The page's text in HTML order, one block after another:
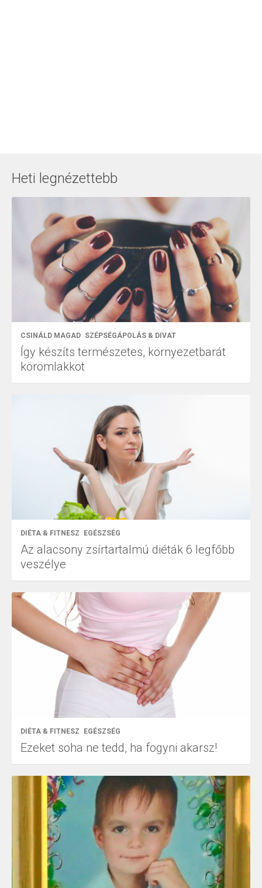
Heti legnézettebb
CSINÁLD MAGAD SZÉPSÉGÁPOLÁS & DIVAT
Így készíts természetes, környezetbarát
körömlakkot
DIÉTA & FITNESZ EGÉSZSÉG
Az alacsony zsírtartalmú diéták 6 legfőbb
veszélye
DIÉTA & FITNESZ EGÉSZSÉG
Ezeket soha ne tedd, ha fogyni akarsz!